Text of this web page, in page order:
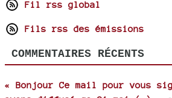
Fil rss global
Fils rss des émissions
COMMENTAIRES RÉCENTS
« Bonjour Ce mail pour vous